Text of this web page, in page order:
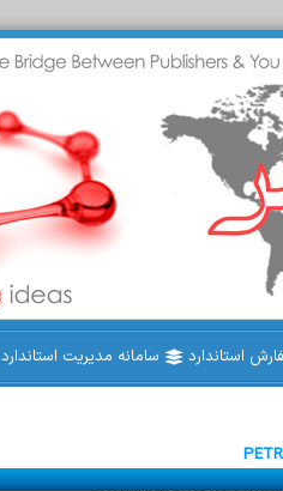
استاندارد سامانه مدیریت استاندارد